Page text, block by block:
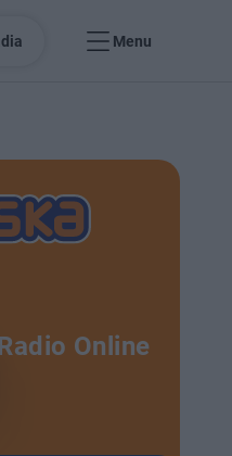
Menu
Online